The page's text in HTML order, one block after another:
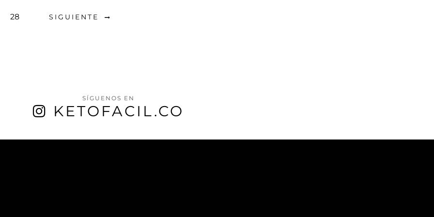
28 SIGUIENTE
SÍGUENOS EN
KETOFACIL.CO